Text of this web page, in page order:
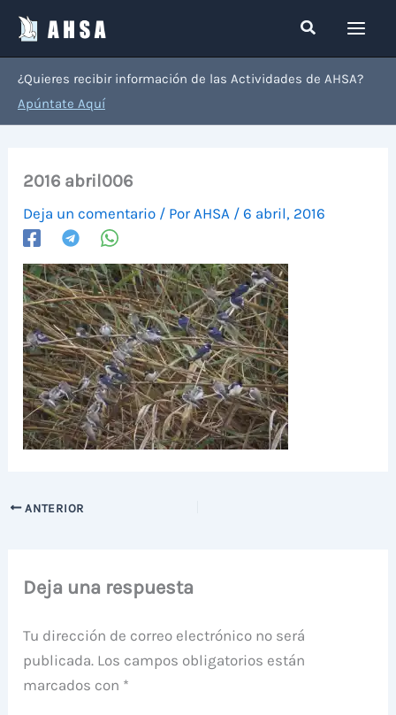
contenido
Buscar
¿Quieres recibir información de las Actividades de AHSA?
Apúntate Aquí
2016 abril006
Deja un comentario / Por AHSA /6 abril, 2016
ANTERIOR
Deja una respuesta
Tu dirección de correo electrónico no será
publicada. Los campos obligatorios están
marcados con *